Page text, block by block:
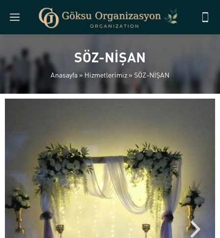
SÖZ-NİŞAN
Anasayfa »Hizmetlerimiz » SÖZ-NİŞAN